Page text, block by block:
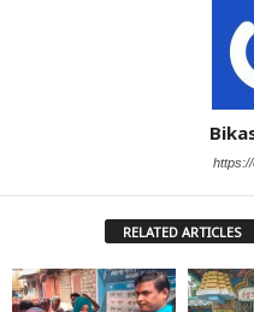
RELATED ARTICLES